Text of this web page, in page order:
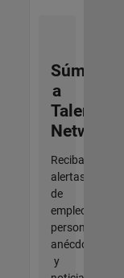
Súmese
a
Talent
Network
Reciba
alertas
de
empleo
personalizadas,
anécdotas
y